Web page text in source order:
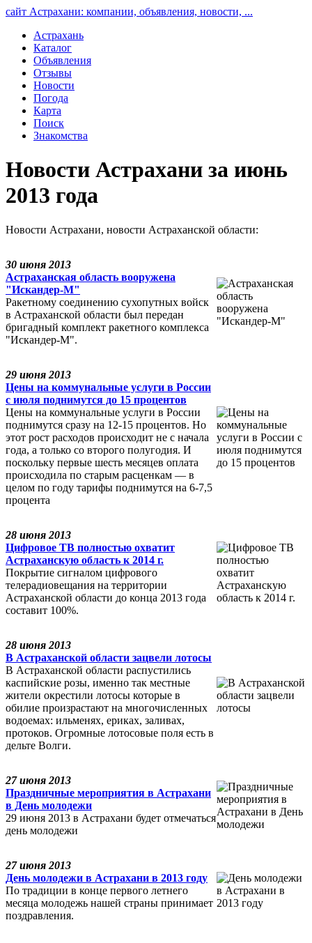
сайт Астрахани: компании, объявления, новости, ...
Астрахань
Каталог
Объявления
Отзывы
Новости
Погода
Карта
Поиск
Знакомства
Новости Астрахани за июнь
2013 года
Новости Астрахани, новости Астраханской области:
30 июня 2013
Астраханская область вооружена
"Искандер-М"
Ракетному соединению сухопутных войск
в Астраханской области был передан
бригадный комплект ракетного комплекса
"Искандер-М".
29 июня 2013
Цены на коммунальные услуги в России
с июля поднимутся до 15 процентов
Цены на коммунальные услуги в России
поднимутся сразу на 12-15 процентов. Но
этот рост расходов происходит не с начала
года, а только со второго полугодия. И
поскольку первые шесть месяцев оплата
происходила по старым расценкам — в
целом по году тарифы поднимутся на 6-7,5
процента
28 июня 2013
Цифровое ТВ полностью охватит
Астраханскую область к 2014 г.
Покрытие сигналом цифрового
телерадиовещания на территории
Астраханской области до конца 2013 года
составит 100%.
28 июня 2013
В Астраханской области зацвели лотосы
В Астраханской области распустились
каспийские розы, именно так местные
жители окрестили лотосы которые в
обилие произрастают на многочисленных
водоемах: ильменях, ериках, заливах,
протоков. Огромные лотосовые поля есть в
дельте Волги.
27 июня 2013
Праздничные мероприятия в Астрахани
в День молодежи
29 июня 2013 в Астрахани будет отмечаться
день молодежи
27 июня 2013
День молодежи в Астрахани в 2013 году
По традиции в конце первого летнего
месяца молодежь нашей страны принимает
поздравления.